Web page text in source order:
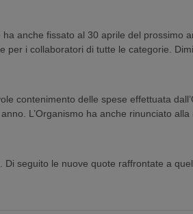
anche fissato al 30 aprile del prossimo
i collaboratori di tutte le categorie.
contenimento delle spese effettuata
L’Organismo ha anche rinunciato alla
seguito le nuove quote raffrontate a